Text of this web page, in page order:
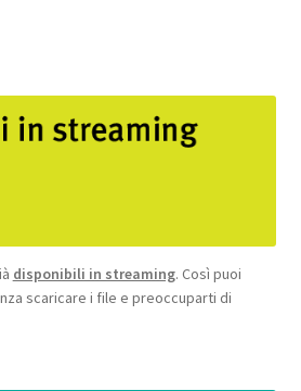
disponibili in streaming. Così puoi
scaricare i file e preoccuparti di